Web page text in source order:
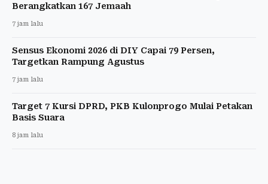
Berangkatkan 167 Jemaah
7 jam lalu
Sensus Ekonomi 2026 di DIY Capai 79 Persen,
Targetkan Rampung Agustus
7 jam lalu
Target 7 Kursi DPRD, PKB Kulonprogo Mulai Petakan
Basis Suara
8 jam lalu